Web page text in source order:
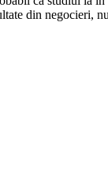
din negocieri,